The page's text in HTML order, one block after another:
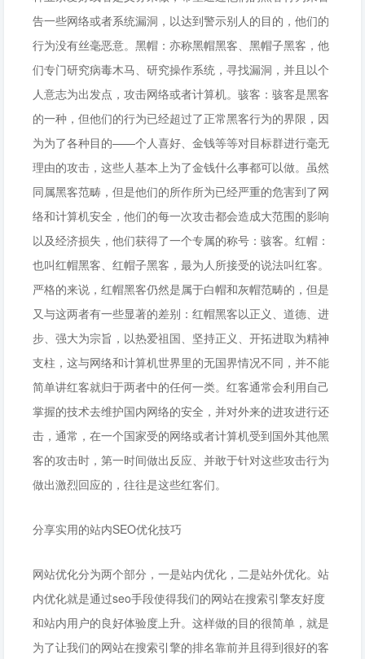
告一些网络或者系统漏洞，以达到警示别人的目的，他们的
行为没有丝毫恶意。黑帽：亦称黑帽黑客、黑帽子黑客，他
们专门研究病毒木马、研究操作系统，寻找漏洞，并且以个
人意志为出发点，攻击网络或者计算机。骇客：骇客是黑客
的一种，但他们的行为已经超过了正常黑客行为的界限，因
为为了各种目的——个人喜好、金钱等等对目标群进行毫无
理由的攻击，这些人基本上为了金钱什么事都可以做。虽然
同属黑客范畴，但是他们的所作所为已经严重的危害到了网
络和计算机安全，他们的每一次攻击都会造成大范围的影响
以及经济损失，他们获得了一个专属的称号：骇客。红帽：
也叫红帽黑客、红帽子黑客，最为人所接受的说法叫红客。
严格的来说，红帽黑客仍然是属于白帽和灰帽范畴的，但是
又与这两者有一些显著的差别：红帽黑客以正义、道德、进
步、强大为宗旨，以热爱祖国、坚持正义、开拓进取为精神
支柱，这与网络和计算机世界里的无国界情况不同，并不能
简单讲红客就归于两者中的任何一类。红客通常会利用自己
掌握的技术去维护国内网络的安全，并对外来的进攻进行还
击，通常，在一个国家受的网络或者计算机受到国外其他黑
客的攻击时，第一时间做出反应、并敢于针对这些攻击行为
做出激烈回应的，往往是这些红客们。
分享实用的站内SEO优化技巧
网站优化分为两个部分，一是站内优化，二是站外优化。站
内优化就是通过seo手段使得我们的网站在搜索引擎友好度
和站内用户的良好体验度上升。这样做的目的很简单，就是
为了让我们的网站在搜索引擎的排名靠前并且得到很好的客